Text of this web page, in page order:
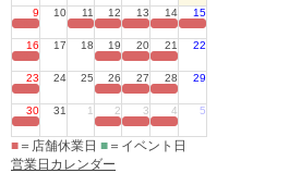
9 10 11 12 13 14 15
16 17 18 19 20 21 22
23 24 25 26 27 28 29
30 31 1 2 3 4 5
■ ＝店舗休業日 ■ ＝イベント日
営業日カレンダー